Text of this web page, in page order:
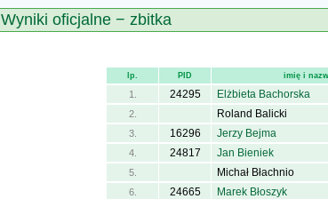
Wyniki oficjalne − zbitka
lp. PID imię i
1. 24295 Elżbieta Bachorska
2.
Roland Balicki
3.
16296 Jerzy Bejma
4.
24817 Jan Bieniek
5.
Michał Błachnio
6.
24665 Marek Błoszyk